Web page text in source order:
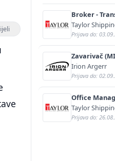
Broker -
Taylor
Prijava do:
Zavarivač
Irion Argerr
Prijava do:
Office
Taylor
Prijava do: